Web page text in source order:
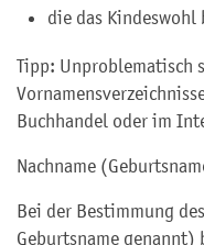
die das
Tipp: Unproblematisch
Buchhandel oder im
Nachname
Bei der Bestimmung
Geburtsname